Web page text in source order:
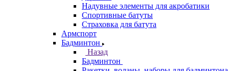
Надувные элементы для акробатики
Спортивные батуты
Страховка для батута
Армспорт
Бадминтон
Назад
Бадминтон